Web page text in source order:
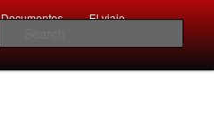
Documentos El viaje …